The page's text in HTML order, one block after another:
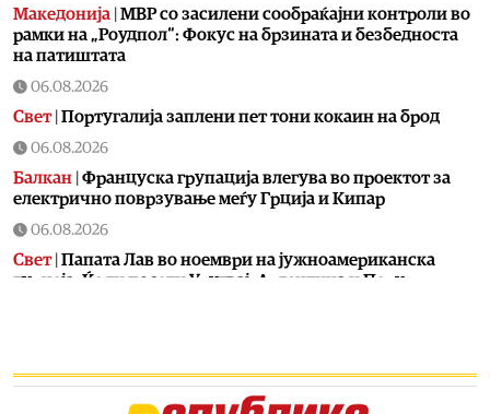
Македонија МВР со засилени сообраќајни контроли во
рамки на „Роудпол“: Фокус на брзината и безбедноста
на патиштата
06.08.2026
Свет| Португалија заплени пет тони кокаин на брод
06.08.2026
Балкан Француска групација влегува во проектот за
електрично поврзување меѓу Грција и Кипар
06.08.2026
Свет| Папата Лав во ноември на јужноамериканска
турнеја: Ќе ги посети Уругвај, Аргентина и Перу
промената – ќе биде опасна